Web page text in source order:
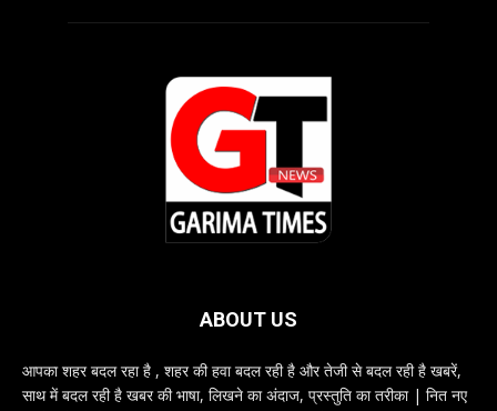
ABOUT US
आपका शहर बदल रहा है , शहर की हवा बदल रही है और तेजी से बदल रही है खबरें,
साथ में बदल रही है खबर की भाषा, लिखने का अंदाज, प्रस्तुति का तरीका | नित नए